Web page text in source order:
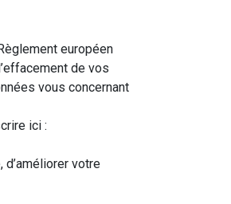
européen
de vos
vous concernant
ici :
votre